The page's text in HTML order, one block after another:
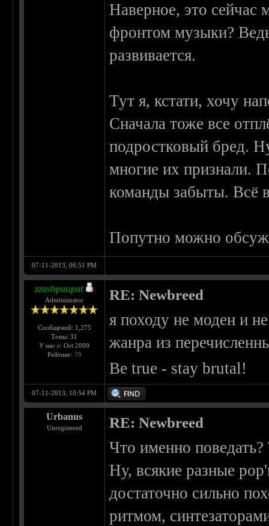
Наверное, это сейчас
фронтом музыки?
развивается.
Тут я, кстати, хочу
Сначала тоже все
подростковый бред.
многие их признали.
команды забыты. Всё
Попутно можно
07-11-2013, 06:51 PM
zzashpaupat
Administrator
Сообщений: 1,275
Темы: 31
У нас с: Oct 2009
Рейтинг: 79
RE: Newbreed
я походу не моден и
жанра из
Be true - stay brutal!
07-11-2013, 10:54 PM
Urbanus
Unregistered RE: Newbreed
Что именно
Ну, всякие разные
достаточно сильно
ритмом,